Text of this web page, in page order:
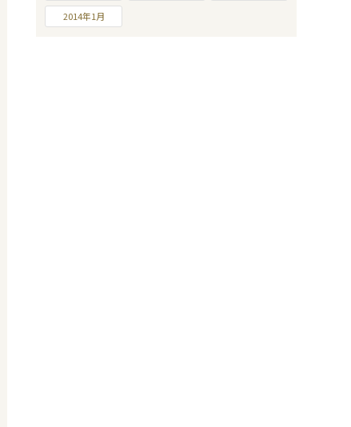
2014年1月